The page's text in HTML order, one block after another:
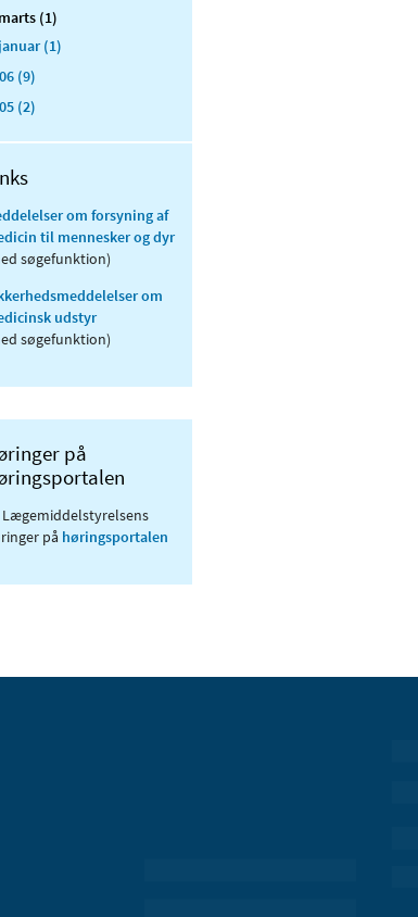
marts (1)
januar (1)
(9)
(2)
om forsyning af
til mennesker og dyr
søgefunktion)
om
udstyr
søgefunktion)
på
Lægemiddelstyrelsens
på høringsportalen